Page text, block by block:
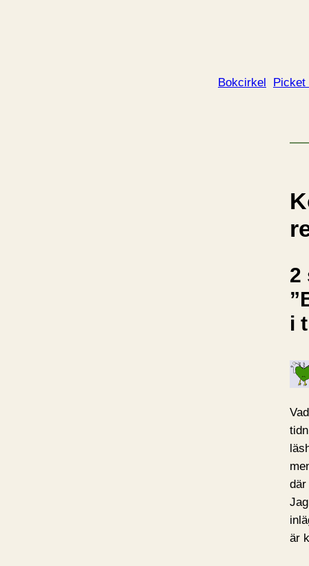
Bokcirkel
2
i
där
är